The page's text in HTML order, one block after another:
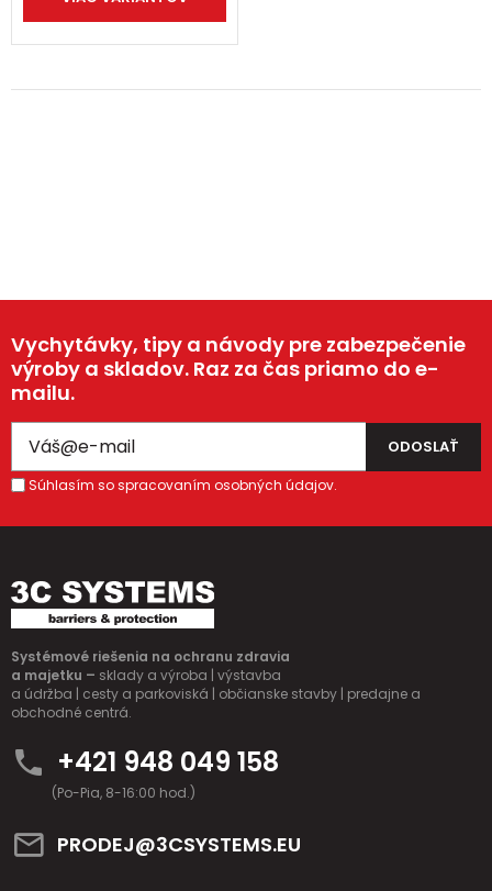
Vychytávky, tipy a návody pre zabezpečenie
výroby a skladov. Raz za čas priamo do e-
mailu.
Súhlasím so spracovaním osobných údajov.
Systémové riešenia na ochranu zdravia
a majetku – sklady a výroba | výstavba
a údržba | cesty a parkoviská | občianske stavby | predajne a
obchodné centrá.
+421 948 049 158
(Po-Pia, 8-16:00 hod.)
PRODEJ@3CSYSTEMS.EU